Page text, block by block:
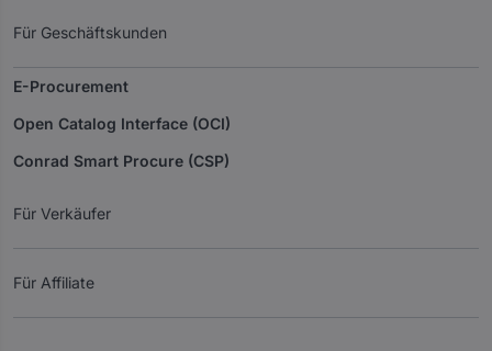
Für Geschäftskunden
E-Procurement
Open Catalog Interface (OCI)
Conrad Smart Procure (CSP)
Für Verkäufer
Für Affiliate